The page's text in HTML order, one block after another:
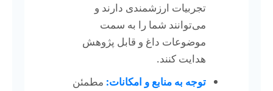
تجربیات ارزشمندی دارند و
می‌توانند شما را به سمت
موضوعات داغ و قابل پژوهش
هدایت کنند.
توجه به منابع و امکانات: مطمئن